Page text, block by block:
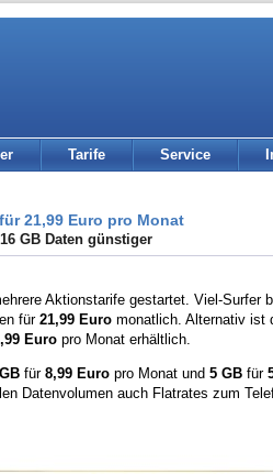
Tarife Service
21,99 Euro pro Monat
GB Daten günstiger
Aktionstarife gestartet. Viel-Surfer
für 21,99 Euro monatlich. Alternativ ist
Euro pro Monat erhältlich.
für 8,99 Euro pro Monat und 5 GB für
Datenvolumen auch Flatrates zum